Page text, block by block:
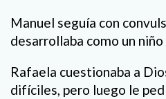
Manuel seguía con
desarrollaba como un
Rafaela cuestionaba a
difíciles, pero luego le